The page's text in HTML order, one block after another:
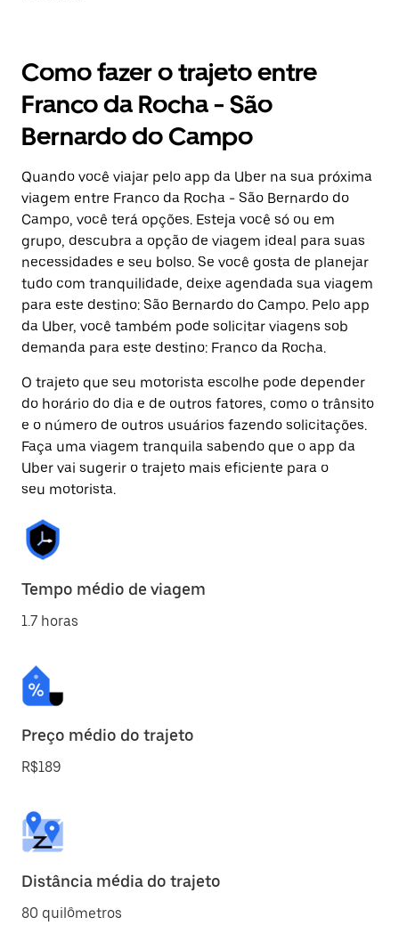
Como fazer o trajeto entre
Franco da Rocha - São
Bernardo do Campo
Quando você viajar pelo app da Uber na sua próxima
viagem entre Franco da Rocha - São Bernardo do
Campo, você terá opções. Esteja você só ou em
grupo, descubra a opção de viagem ideal para suas
necessidades e seu bolso. Se você gosta de planejar
tudo com tranquilidade, deixe agendada sua viagem
para este destino: São Bernardo do Campo. Pelo app
da Uber, você também pode solicitar viagens sob
demanda para este destino: Franco da Rocha.
O trajeto que seu motorista escolhe pode depender
do horário do dia e de outros fatores, como o trânsito
e o número de outros usuários fazendo solicitações.
Faça uma viagem tranquila sabendo que o app da
Uber vai sugerir o trajeto mais eficiente para o
seu motorista.
Tempo médio de viagem
1.7 horas
Preço médio do trajeto
R$189
Distância média do trajeto
80 quilômetros